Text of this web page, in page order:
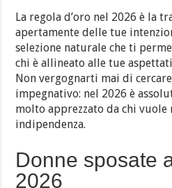
La regola d’oro nel 2026 è la
apertamente delle tue
selezione naturale che ti
chi è allineato alle tue
Non vergognarti mai di
impegnativo: nel 2026 è
molto apprezzato da chi
indipendenza.
Donne sposate
2026